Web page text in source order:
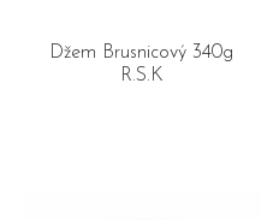
Džem Brusnicový 340g
R.S.K